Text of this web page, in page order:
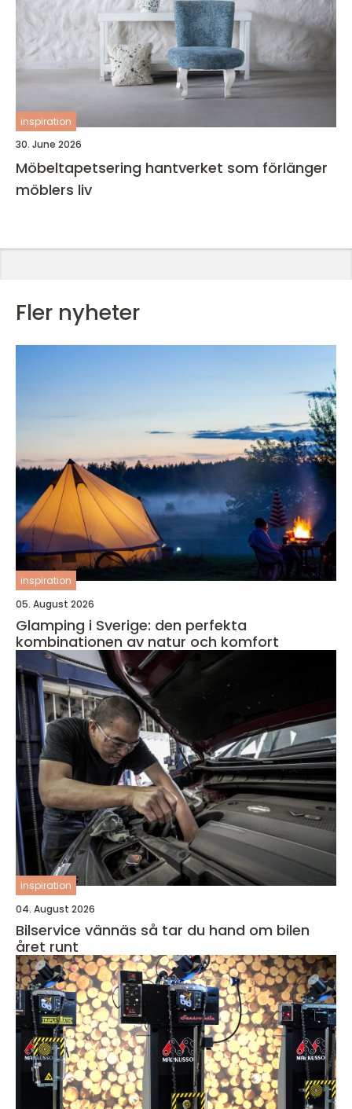
inspiration
30. June 2026
Möbeltapetsering hantverket som förlänger
möblers liv
Fler nyheter
inspiration
05. August 2026
Glamping i Sverige: den perfekta
kombinationen av natur och komfort
inspiration
04. August 2026
Bilservice vännäs så tar du hand om bilen
året runt